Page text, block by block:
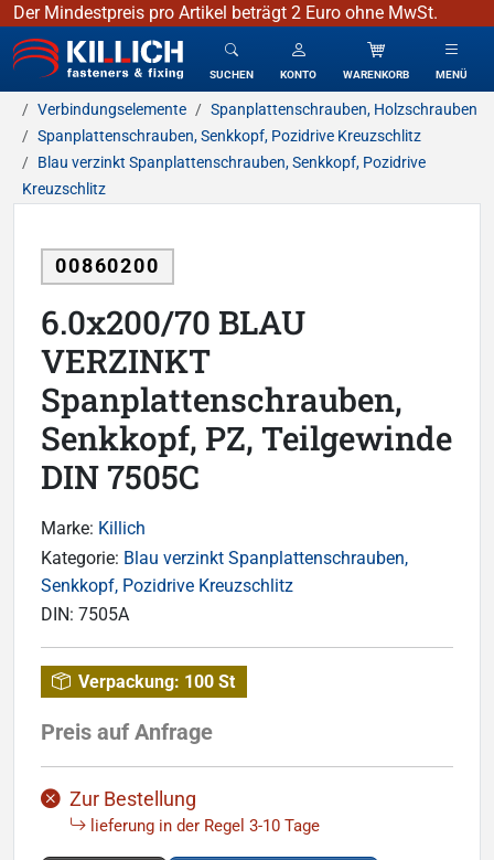
Der Mindestpreis pro Artikel beträgt 2 Euro ohne MwSt.
KILLICH - Verbindungselemente
SUCHEN KONTO WARENKORB MENÜ
Verbindungselemente
Spanplattenschrauben, Holzschrauben
Spanplattenschrauben, Senkkopf, Pozidrive Kreuzschlitz
Blau verzinkt Spanplattenschrauben, Senkkopf, Pozidrive
Kreuzschlitz
00860200
6.0x200/70 BLAU
VERZINKT
Spanplattenschrauben,
Senkkopf, PZ, Teilgewinde
DIN 7505C
Marke: Killich
Kategorie: Blau verzinkt Spanplattenschrauben,
Senkkopf, Pozidrive Kreuzschlitz
DIN: 7505A
Verpackung: 100 St
Preis auf Anfrage
Zur Bestellung
lieferung in der Regel 3-10 Tage